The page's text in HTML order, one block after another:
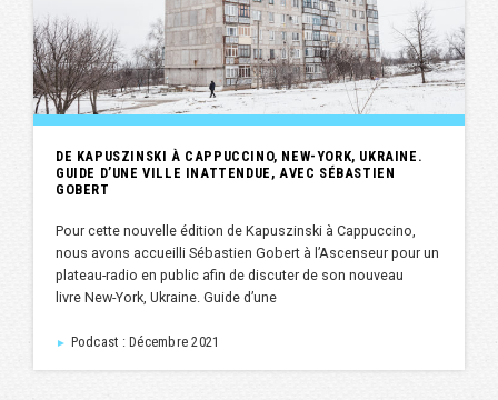
DE KAPUSZINSKI À CAPPUCCINO, NEW-YORK, UKRAINE.
GUIDE D’UNE VILLE INATTENDUE, AVEC SÉBASTIEN
GOBERT
Pour cette nouvelle édition de Kapuszinski à Cappuccino,
nous avons accueilli Sébastien Gobert à l’Ascenseur pour un
plateau-radio en public afin de discuter de son nouveau
livre New-York, Ukraine. Guide d’une
► Podcast : Décembre 2021